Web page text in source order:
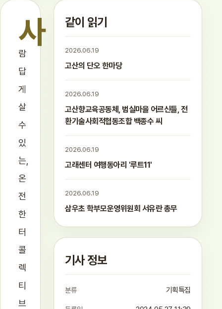
사
람
답
게
살
수
있
는,
온
전
한
터
콜
렉
티
브
같이 읽기
2026.06.19
고산의 단오 한마당
2026.06.19
고산향교육공동체, 범실마을 어르신들, 전
환기술사회적협동조합 백종수 씨
2026.06.19
고래센터 여행동아리 '루트11'
2026.06.19
삼우초 학부모운영위원회 서유란 총무
기사 정보
분류 기획특집